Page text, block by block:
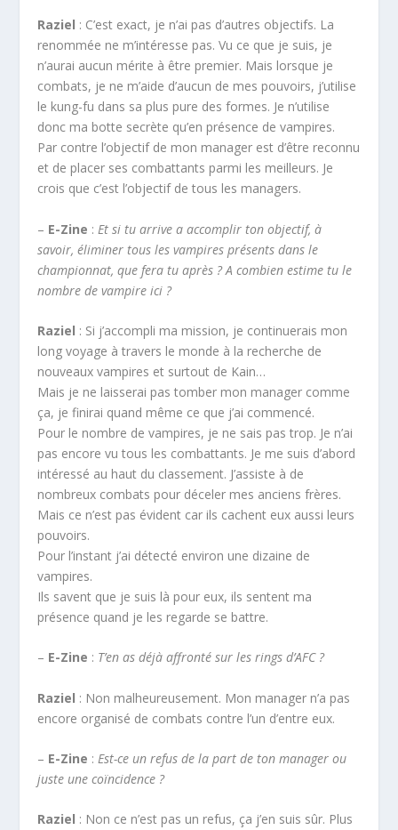
Raziel : C’est exact, je n’ai pas d’autres objectifs. La
renommée ne m’intéresse pas. Vu ce que je suis, je
n’aurai aucun mérite à être premier. Mais lorsque je
combats, je ne m’aide d’aucun de mes pouvoirs, j’utilise
le kung-fu dans sa plus pure des formes. Je n’utilise
donc ma botte secrète qu’en présence de vampires.
Par contre l’objectif de mon manager est d’être reconnu
et de placer ses combattants parmi les meilleurs. Je
crois que c’est l’objectif de tous les managers.
– E-Zine : Et si tu arrive a accomplir ton objectif, à
savoir, éliminer tous les vampires présents dans le
championnat, que fera tu après ? A combien estime tu le
nombre de vampire ici ?
Raziel : Si j’accompli ma mission, je continuerais mon
long voyage à travers le monde à la recherche de
nouveaux vampires et surtout de Kain…
Mais je ne laisserai pas tomber mon manager comme
ça, je finirai quand même ce que j’ai commencé.
Pour le nombre de vampires, je ne sais pas trop. Je n’ai
pas encore vu tous les combattants. Je me suis d’abord
intéressé au haut du classement. J’assiste à de
nombreux combats pour déceler mes anciens frères.
Mais ce n’est pas évident car ils cachent eux aussi leurs
pouvoirs.
Pour l’instant j’ai détecté environ une dizaine de
vampires.
Ils savent que je suis là pour eux, ils sentent ma
présence quand je les regarde se battre.
– E-Zine : T’en as déjà affronté sur les rings d’AFC ?
Raziel : Non malheureusement. Mon manager n’a pas
encore organisé de combats contre l’un d’entre eux.
– E-Zine :Est-ce un refus de la part de ton manager ou
juste une coïncidence ?
Raziel : Non ce n’est pas un refus, ça j’en suis sûr. Plus